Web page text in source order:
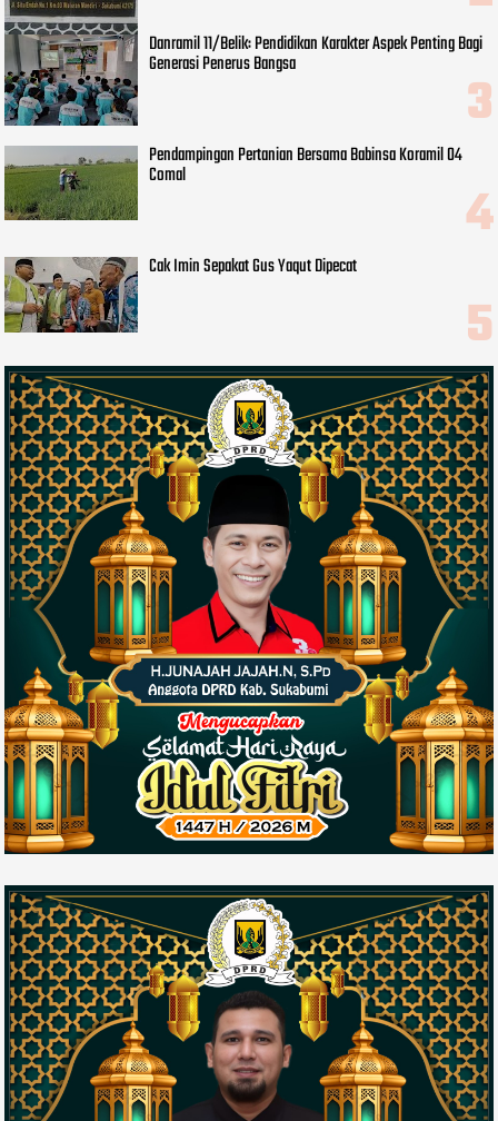
Danramil 11/Belik: Pendidikan Karakter Aspek Penting Bagi
Generasi Penerus Bangsa
Pendampingan Pertanian Bersama Babinsa Koramil 04
Comal
Cak Imin Sepakat Gus Yaqut Dipecat